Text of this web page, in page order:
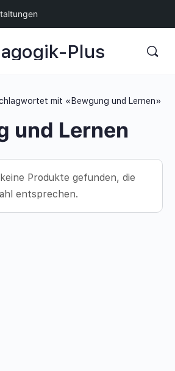
Plus
mit «Bewgung und Lernen»
und Lernen
Produkte gefunden, die
entsprechen.